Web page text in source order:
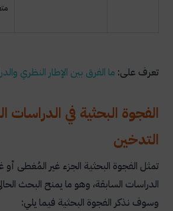
تعرف على: ما الفرق بين الإطار النظري
الفجوة البحثية في الدراسات
التدخين
تمثل الفجوة البحثية الجزء غير المُغطى أو
الدراسات السابقة، وهو ما يمنح البحث
وسوف نذكر الفجوة البحثية فيما يلي: